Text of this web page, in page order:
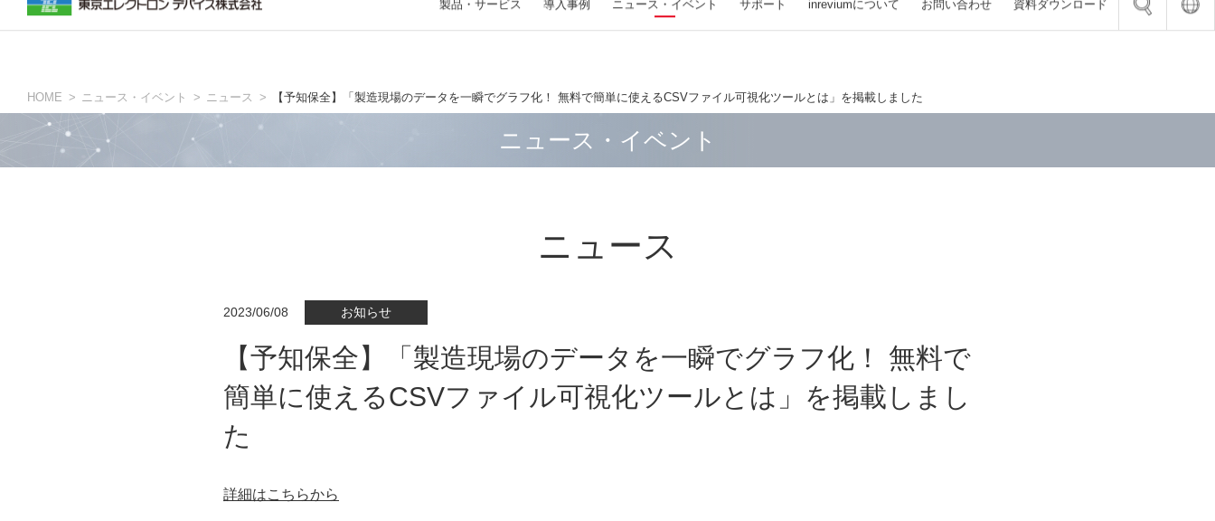
製品・ サービス
人依存の工程を自動化
製品
面取り・バリ取り・皿もみ加工作業をティーチ
部品の個包装ロボット
ソリューション
室外機 ピッキング・仕分け
予知保全・品質改善
製品
異常検知・設備診断システム
時系列データ自動分析マシン
サービス
設備データドックサービス
フラットパネル検査装置
フラットパネル検査装置
ウェーハ欠陥検査装置
SiCウェーハ 欠陥検査装置
温湿度モニタリングシステム
評価ボード・開発キット
評価ボード（FMC）
HDMI2.1 FMCカード
D-PHY対応MIPI FMCカード
8Lane V-by-One HS LVDS FMCカード
評価ボード（FPGA）
量産モジュール・IPコア
V-by-One HS IPコア (ザイリンクス FPGA 対応)
Zynq SoC インダストリアル対応 SoM
MECHATROLINK-III IPマスタ/スレーブコア (ザイ
リンクス/ラティス FPGA 対応)
FPGA/マイコン 開発ソリューション
TI Arm®-Cortex® ベース MCU/MPU シリーズ開
PCIe接続アクセラレータカードの開発
MSP432E4開発
C2000™ リアルタイム・マイコン開発
サービス
その他 ソリューション
USBインターフェースの設計開発
アナログ回路の設計開発
装置メーカーの方
画像処理ライブラリ
WIL（Windows向けライブラリ）
FIE for Linux / FTL for Linux（Linux向けライブ
PyFIE（Pythonラッパーライブラリ）
FAST Vision ActiveX Components（Windows向
画像処理装置
FV 1410 （小型ボックスタイプ）
FV 1420 （小型ボックスタイプ）
画像入力ボード
Camera Link（Base）画像入力ボード
位置決め・アライメント
位置決め・アライメント FV-alignerⅡ
印刷検査システム
3D計測・検査システム(光切断) FV-
導入事例 ニュース ・イベント
ニュース・イベントトップ ニュース イベント
サポート inreviumについて
inreviumについて グローバルデザインサービスネットワーク パートナーシップ
お問い合わせ 資料ダウンロード
TOKYO ELECTRON DEVICE AMERICA
HOME ニュース・イベント ニュース 【予知保全】「製造現場のデータを一瞬でグラフ化！ 無料で簡単に使えるCSVファイル可視化ツールとは」を掲載しました
ニュース・イベント
ニュース
2023/06/08 お知らせ
【予知保全】「製造現場のデータを一瞬でグラフ化！ 無料で
簡単に使えるCSVファイル可視化ツールとは」を掲載しまし
た
詳細はこちらから